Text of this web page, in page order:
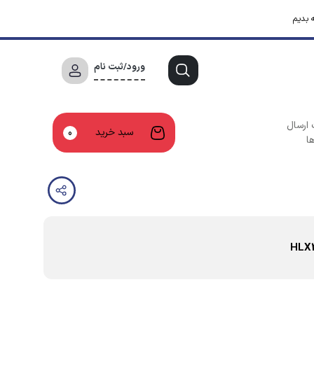
بدیم
ورود/ثبت نام
ارسال
سبد خرید 0